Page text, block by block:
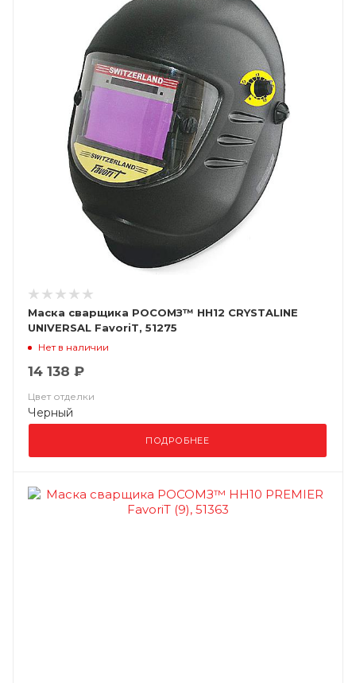
Маска сварщика РОСОМЗ™ НН12 CRYSTALINE
UNIVERSAL FavoriT, 51275
Нет в наличии
14 138 ₽
Цвет отделки
Черный
ПОДРОБНЕЕ